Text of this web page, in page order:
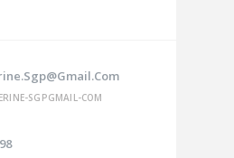
SGPGMAIL-COM